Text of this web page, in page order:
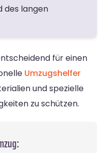
des langen
für einen
Umzugshelfer
und spezielle
zu schützen.